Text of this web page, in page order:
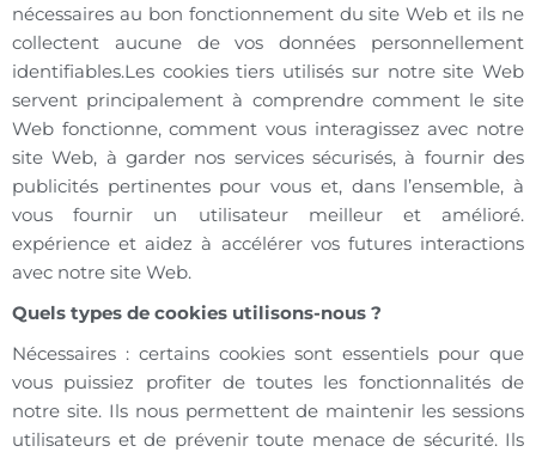
nécessaires au bon fonctionnement du site Web et ils ne
collectent aucune de vos données personnellement
identifiables.Les cookies tiers utilisés sur notre site Web
servent principalement à comprendre comment le site
Web fonctionne, comment vous interagissez avec notre
site Web, à garder nos services sécurisés, à fournir des
publicités pertinentes pour vous et, dans l’ensemble, à
vous fournir un utilisateur meilleur et amélioré.
expérience et aidez à accélérer vos futures interactions
avec notre site Web.
Quels types de cookies utilisons-nous ?
Nécessaires : certains cookies sont essentiels pour que
vous puissiez profiter de toutes les fonctionnalités de
notre site. Ils nous permettent de maintenir les sessions
utilisateurs et de prévenir toute menace de sécurité. Ils